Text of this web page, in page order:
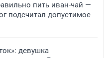
пить иван-чай —
подсчитал допустимое
девушка